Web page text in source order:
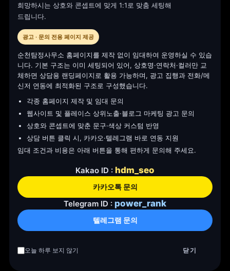
실력 있는 순천흥신소.
희망하시는 상호와 콘셉트에 맞게 1:1로 맞춤 세팅해
드립니다.
광고 · 문의 전용 페이지 제공
순천탐정사무소 홈페이지를 제작 없이 임대하여 운영하실 수 있습
니다. 기본 구조는 이미 세팅되어 있어, 상호명·연락처·컬러만 교
체하면 상담용 랜딩페이지로 활용 가능하며, 광고 집행과 전화/메
신저 연동에 최적화된 구조로 구성했습니다.
각종 홈페이지 제작 및 임대 문의
웹사이트 및 플레이스 상위노출·블로그 마케팅 광고 문의
상호와 콘셉트에 맞춘 문구·색상 커스텀 반영
상담 버튼 클릭 시, 카카오·텔레그램 바로 연동 지원
임대 조건과 비용은 아래 버튼을 통해 편하게 문의해 주세요.
Kakao ID : hdm_seo
카카오톡 문의
Telegram ID : power_rank
텔레그램 문의
오늘 하루 보지 않기 닫기